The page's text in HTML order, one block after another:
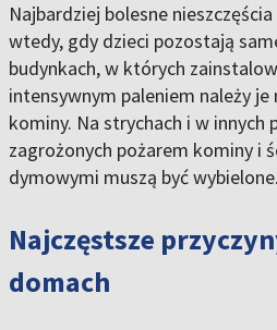
Najbardziej bolesne
wtedy, gdy dzieci pozostają
budynkach, w których
intensywnym paleniem należy je
kominy. Na strychach i w innych
zagrożonych pożarem kominy i
dymowymi muszą być wybielone.
Najczęstsze
domach